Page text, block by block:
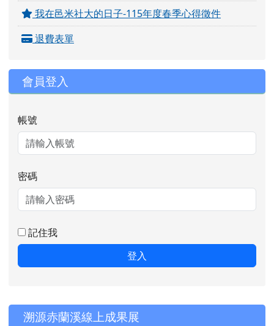
我在邑米社大的日子-115年度春季心得徵件
退費表單
會員登入
帳號
密碼
記住我
登入
右邊區域內容
溯源赤蘭溪線上成果展